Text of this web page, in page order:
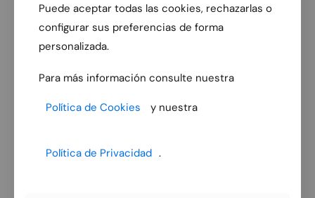
Puede aceptar todas las cookies, rechazarlas o
configurar sus preferencias de forma
personalizada.
Para más información consulte nuestra
Política de Cookies y nuestra
Política de Privacidad .